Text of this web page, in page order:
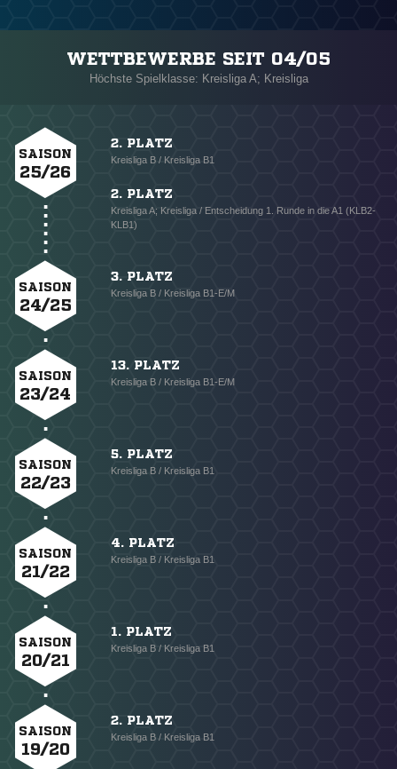
WETTBEWERBE SEIT 04/05
Höchste Spielklasse: Kreisliga A; Kreisliga
SAISON
25/26
2. PLATZ
Kreisliga B / Kreisliga B1
2. PLATZ
Kreisliga A; Kreisliga / Entscheidung 1. Runde in die A1 (KLB2-
KLB1)
SAISON
24/25
3. PLATZ
Kreisliga B / Kreisliga B1-E/M
SAISON
23/24
13. PLATZ
Kreisliga B / Kreisliga B1-E/M
SAISON
22/23
5. PLATZ
Kreisliga B / Kreisliga B1
SAISON
21/22
4. PLATZ
Kreisliga B / Kreisliga B1
SAISON
20/21
1. PLATZ
Kreisliga B / Kreisliga B1
SAISON
19/20
2. PLATZ
Kreisliga B / Kreisliga B1